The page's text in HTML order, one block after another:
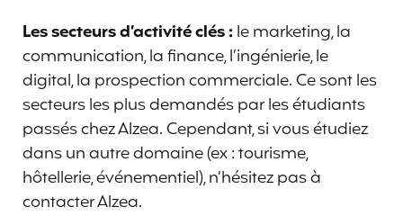
Les secteurs d’activité clés :le marketing, la
communication, la finance, l’ingénierie, le
digital, la prospection commerciale. Ce sont les
secteurs les plus demandés par les étudiants
passés chez Alzea. Cependant, si vous étudiez
dans un autre domaine (ex : tourisme,
hôtellerie, événementiel), n’hésitez pas à
contacter Alzea.